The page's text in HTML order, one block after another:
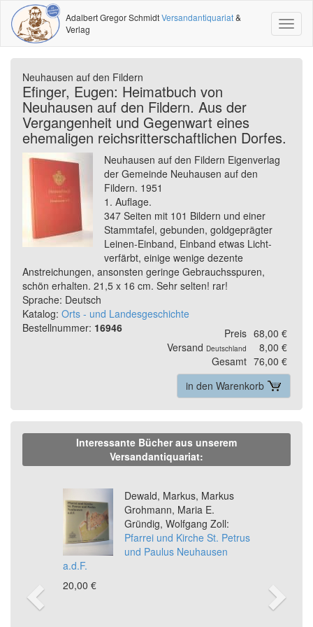
Adalbert Gregor SchmidtVersandantiquariat&
Verlag
Neuhausen auf den Fildern
Efinger, Eugen: Heimatbuch von
Neuhausen auf den Fildern. Aus der
Vergangenheit und Gegenwart eines
ehemaligen reichsritterschaftlichen Dorfes.
Neuhausen auf den Fildern Eigenverlag
der Gemeinde Neuhausen auf den
Fildern. 1951
1. Auflage.
347 Seiten mit 101 Bildern und einer
Stammtafel, gebunden, goldgeprägter
Leinen-Einband, Einband etwas Licht-
verfärbt, einige wenige dezente
Anstreichungen, ansonsten geringe Gebrauchsspuren,
schön erhalten. 21,5 x 16 cm. Sehr selten! rar!
Sprache: Deutsch
Katalog: Orts - und Landesgeschichte
Bestellnummer: 16946 Preis 68,00 €
Versand Deutschland
8,00 €
Gesamt 76,00 €
in den Warenkorb
Interessante Bücher aus unserem
Versandantiquariat:
Dewald, Markus, Markus
Grohmann, Maria E.
Gründig, Wolfgang Zoll:
Pfarrei und Kirche St. Petrus
und Paulus Neuhausen
a.d.F.
20,00 €
Previous